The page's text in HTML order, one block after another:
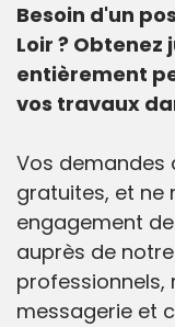
Besoin d'un
Loir ?
entièrement
vos travaux
Vos demandes
gratuites, et ne
engagement
auprès de
professionnels,
messagerie et